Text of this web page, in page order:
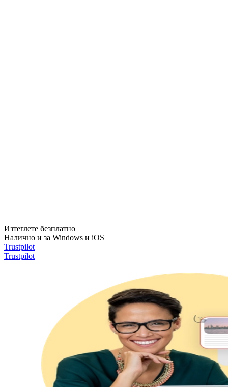
Изтеглете безплатно
Налично и за Windows и iOS
Trustpilot
Trustpilot